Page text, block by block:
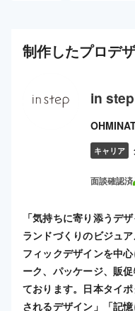
制作したプロデ
in step
キャリア
面談確認済
「気持ちに寄り添うデ
ランドづくりのビジュ
フィックデザインを中
ーク、パッケージ、販
ております。日本タイ
されるデザイン」「記